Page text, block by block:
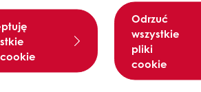
Blondie Jamajka
Odrzuć
wszystkie
pliki
cookie